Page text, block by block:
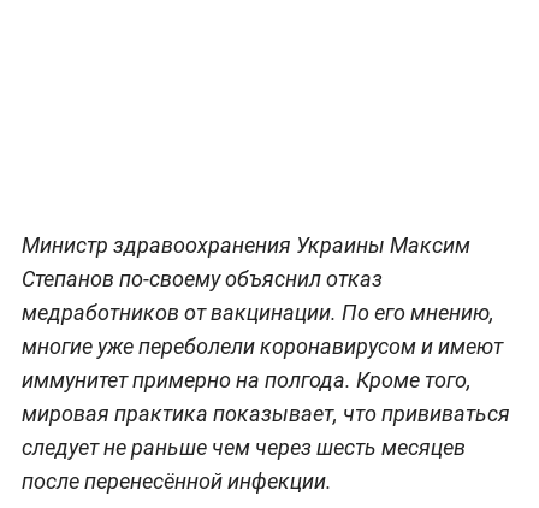
Министр здравоохранения Украины Максим
Степанов по-своему объяснил отказ
медработников от вакцинации. По его мнению,
многие уже переболели коронавирусом и имеют
иммунитет примерно на полгода. Кроме того,
мировая практика показывает, что прививаться
следует не раньше чем через шесть месяцев
после перенесённой инфекции.